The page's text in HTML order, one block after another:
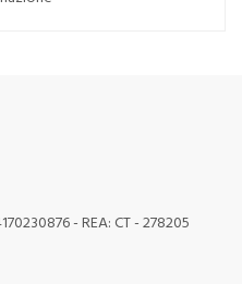
- REA: CT - 278205